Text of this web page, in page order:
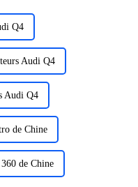
Q4
Audi Q4
Audi Q4
de Chine
de Chine